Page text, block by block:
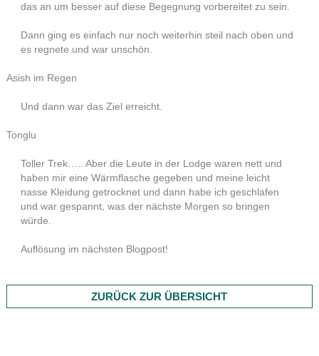
das an um besser auf diese Begegnung vorbereitet zu sein.
Dann ging es einfach nur noch weiterhin steil nach oben und
es regnete und war unschön.
Asish im Regen
Und dann war das Ziel erreicht.
Tonglu
Toller Trek….. Aber die Leute in der Lodge waren nett und
haben mir eine Wärmflasche gegeben und meine leicht
nasse Kleidung getrocknet und dann habe ich geschlafen
und war gespannt, was der nächste Morgen so bringen
würde.
Auflösung im nächsten Blogpost!
ZURÜCK ZUR ÜBERSICHT